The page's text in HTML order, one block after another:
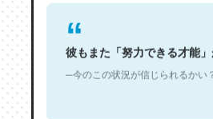
彼もまた「努力できる才能」
─今のこの状況が信じられるかい